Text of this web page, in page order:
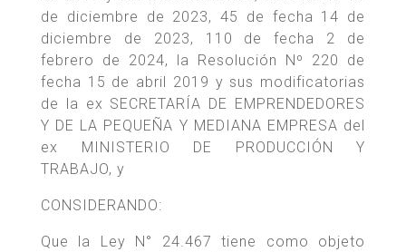
de diciembre de 2023, 45 de fecha 14 de
diciembre de 2023, 110 de fecha 2 de
febrero de 2024, la Resolución Nº 220 de
fecha 15 de abril 2019 y sus modificatorias
de la ex SECRETARÍA DE EMPRENDEDORES
Y DE LA PEQUEÑA Y MEDIANA EMPRESA del
ex MINISTERIO DE PRODUCCIÓN Y
TRABAJO, y
CONSIDERANDO:
Que la Ley N° 24.467 tiene como objeto